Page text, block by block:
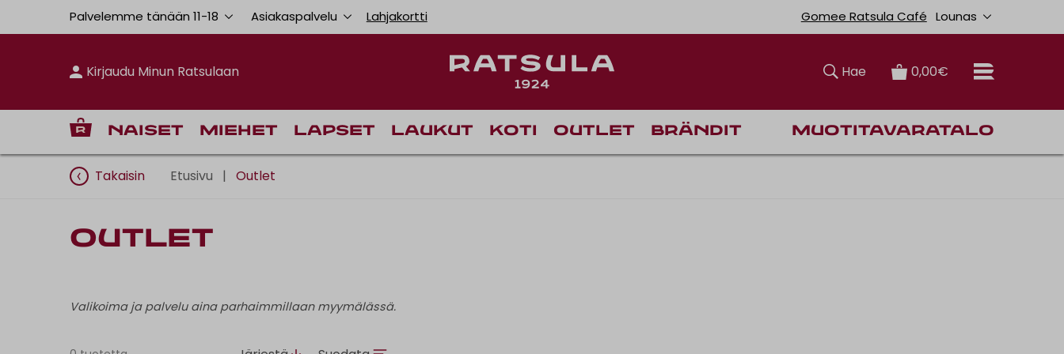
Palvelemme tänään 11-18 Asiakaspalvelu Lahjakortti Gomee Ratsula Café Lounas
Kirjaudu Minun Ratsulaan Hae 0,00€
Naiset Miehet Lapset Laukut Koti Outlet Brändit Muotitavaratalo
Takaisin Etusivu | Outlet
Outlet
Valikoima ja palvelu aina parhaimmillaan myymälässä.